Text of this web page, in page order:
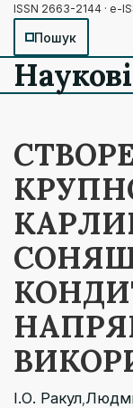
ISSN 2663-2144 · e-
Пошук
І.О. Ракул